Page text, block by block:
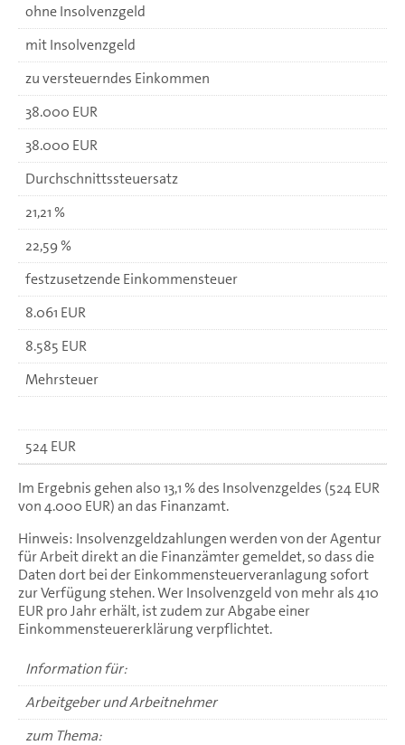
ohne Insolvenzgeld
mit Insolvenzgeld
zu versteuerndes Einkommen
38.000 EUR
38.000 EUR
Durchschnittssteuersatz
21,21 %
22,59 %
festzusetzende Einkommensteuer
8.061 EUR
8.585 EUR
Mehrsteuer
524 EUR
Im Ergebnis gehen also 13,1 % des Insolvenzgeldes (524 EUR
von 4.000 EUR) an das Finanzamt.
Hinweis: Insolvenzgeldzahlungen werden von der Agentur
für Arbeit direkt an die Finanzämter gemeldet, so dass die
Daten dort bei der Einkommensteuerveranlagung sofort
zur Verfügung stehen. Wer Insolvenzgeld von mehr als 410
EUR pro Jahr erhält, ist zudem zur Abgabe einer
Einkommensteuererklärung verpflichtet.
Information für:
Arbeitgeber und Arbeitnehmer
zum Thema: